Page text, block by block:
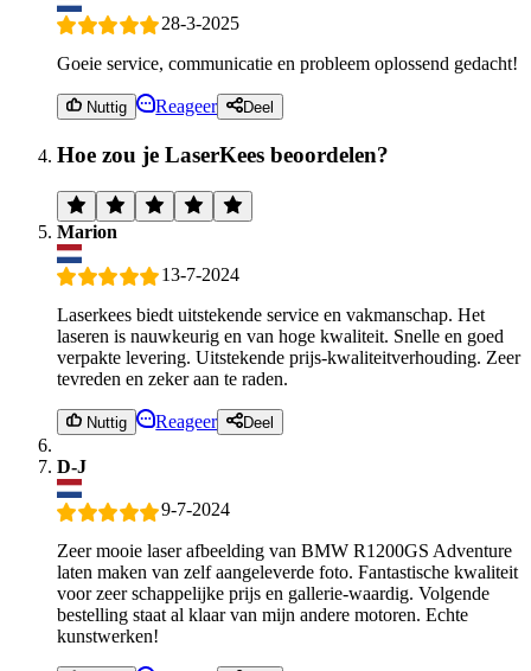
28-3-2025
Goeie service, communicatie en probleem oplossend gedacht!
Nuttig Reageer Deel
Hoe zou je LaserKees beoordelen?
Marion
13-7-2024
Laserkees biedt uitstekende service en vakmanschap. Het
laseren is nauwkeurig en van hoge kwaliteit. Snelle en goed
verpakte levering. Uitstekende prijs-kwaliteitverhouding. Zeer
tevreden en zeker aan te raden.
Nuttig Reageer Deel
D-J
9-7-2024
Zeer mooie laser afbeelding van BMW R1200GS Adventure
laten maken van zelf aangeleverde foto. Fantastische kwaliteit
voor zeer schappelijke prijs en gallerie-waardig. Volgende
bestelling staat al klaar van mijn andere motoren. Echte
kunstwerken!